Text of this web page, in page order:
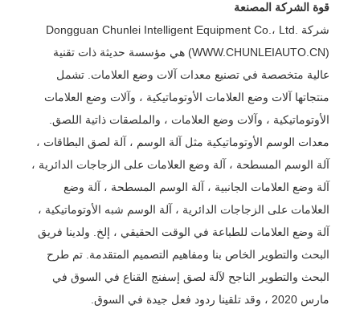
قوة الشركة المصنعة
شركة Dongguan Chunlei Intelligent Equipment Co.، Ltd.
(WWW.CHUNLEIAUTO.CN) هي مؤسسة حديثة ذات تقنية
عالية متخصصة في تصنيع معدات آلات وضع العلامات. تشمل
منتجاتها آلات وضع العلامات الأوتوماتيكية ، وآلات وضع العلامات
الأوتوماتيكية ، وآلات وضع العلامات ، والملصقات ذاتية اللصق.
معدات الوسم الأوتوماتيكية مثل آلة الوسم ، آلة لصق البطاقات ،
آلة الوسم المسطحة ، آلة وضع العلامات على الزجاجات الدائرية ،
آلة وضع العلامات الجانبية ، آلة الوسم المسطحة ، آلة وضع
العلامات على الزجاجات الدائرية ، آلة الوسم شبه الأوتوماتيكية ،
آلة وضع العلامات للطباعة في الوقت الحقيقي ، إلخ. ولدينا فريق
البحث والتطوير الخاص بنا ومفاهيم التصميم المتقدمة. تم طرح
البحث والتطوير الناجح لآلة لصق إسفنج القناع في السوق في
مارس 2020 ، وقد تلقينا ردود فعل جيدة في السوق.